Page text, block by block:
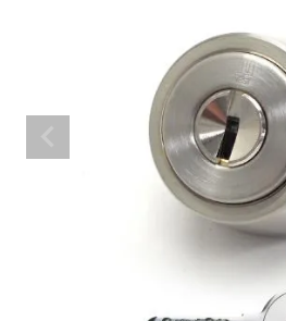
レバーハンドル錠の交換
レバーハンドルのみ交換